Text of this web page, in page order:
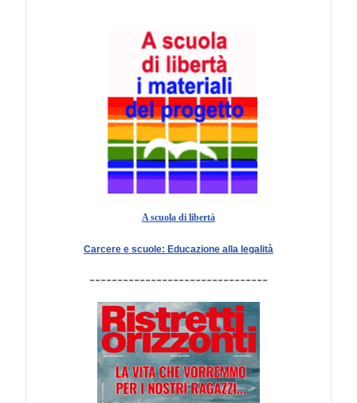
A scuola di libertà
Carcere e scuole: Educazione alla legalità
--------------------------------